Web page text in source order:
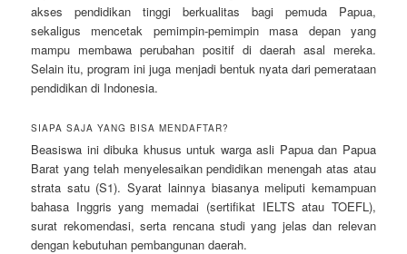
akses pendidikan tinggi berkualitas bagi pemuda Papua,
sekaligus mencetak pemimpin-pemimpin masa depan yang
mampu membawa perubahan positif di daerah asal mereka.
Selain itu, program ini juga menjadi bentuk nyata dari pemerataan
pendidikan di Indonesia.
SIAPA SAJA YANG BISA MENDAFTAR?
Beasiswa ini dibuka khusus untuk warga asli Papua dan Papua
Barat yang telah menyelesaikan pendidikan menengah atas atau
strata satu (S1). Syarat lainnya biasanya meliputi kemampuan
bahasa Inggris yang memadai (sertifikat IELTS atau TOEFL),
surat rekomendasi, serta rencana studi yang jelas dan relevan
dengan kebutuhan pembangunan daerah.